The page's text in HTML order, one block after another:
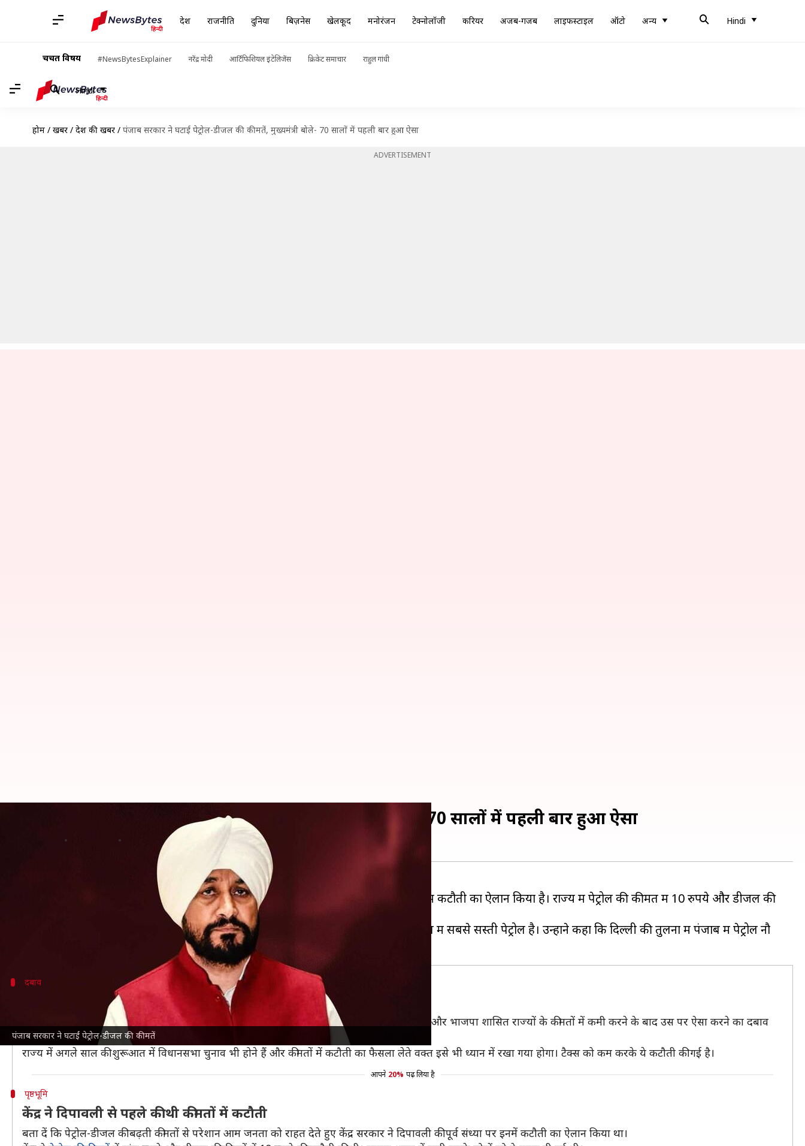
देश राजनीति दुनिया बिज़नेस खेलकूद मनोरंजन टेक्नोलॉजी करियर अजब-गजब लाइफस्टाइल ऑटो अन्य Hindi
चर्चित विषय #NewsBytesExplainer नरेंद्र मोदी आर्टिफिशियल इंटेलिजेंस क्रिकेट समाचार राहुल गांधी
Hindi
होम / खबरें / देश की खबरें / पंजाब सरकार ने घटाई पेट्रोल-डीजल की कीमतें, मुख्यमंत्री बोले- 70 सालों में पहली बार हुआ ऐसा
ADVERTISEMENT
पंजाब सरकार ने घटाईं पेट्रोल-डीजल की कीमतें
पंजाब सरकार ने घटाई पेट्रोल-डीजल की कीमतें, मुख्यमंत्री बोले- 70 सालों में पहली बार हुआ ऐसा
केंद्र सरकार और भाजपा शासित राज्यों के बाद अब पंजाब सरकार ने भी पेट्रोल-डीजल की कीमतों
में कटौती का ऐलान किया है। राज्य में पेट्रोल की कीमत में 10 रुपये और डीजल की
कीमत में पांच रुपये की कटौती की गई है।
ने कहा कि 70 सालों में कभी ऐसा नहीं हुआ और अब इलाके में पंजाब में सबसे सस्ती पेट्रोल है। उन्होंने कहा कि दिल्ली की तुलना में पंजाब में पेट्रोल नौ
दबाव
राज्य सरकार पर था कीमतों में कटौती करने का दबाव
पंजाब की कांग्रेस सरकार ने पेट्रोल-डीजल की कीमतों में कटौती का ये ऐलान ऐसे समय पर किया है जब केंद्र और भाजपा शासित राज्यों के कीमतों में कमी करने के बाद उस पर ऐसा करने का दबाव
बना हुआ था।
राज्य में अगले साल की शुरूआत में विधानसभा चुनाव भी होने हैं और कीमतों में कटौती का फैसला लेते वक्त इसे भी ध्यान में रखा गया होगा। टैक्स को कम करके ये कटौती की गई है।
आपने 20% पढ़ लिया है
पृष्ठभूमि
केंद्र ने दिपावली से पहले की थी कीमतों में कटौती
बता दें कि पेट्रोल-डीजल की बढ़ती कीमतों से परेशान आम जनता को राहत देते हुए केंद्र सरकार ने दिपावली की पूर्व संध्या पर इनमें कटौती का ऐलान किया था।